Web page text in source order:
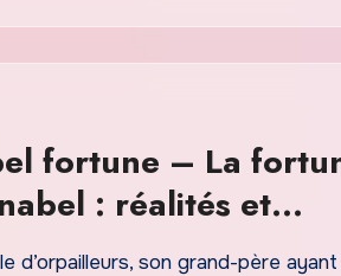
fortune – La
: réalités et
d’orpailleurs, son grand-père ayant